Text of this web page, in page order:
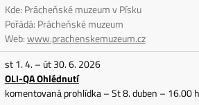
Kde: Prácheňské muzeum v Písku
Pořádá: Prácheňské muzeum
Web:www.prachenskemuzeum.cz
st 1. 4. – út 30. 6. 2026
OLI-QA Ohlédnutí
komentovaná prohlídka – St 8. duben – 16.00